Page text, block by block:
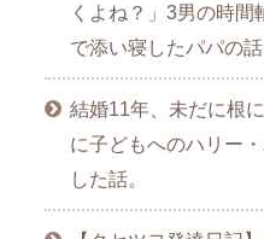
くよね？」3男の時
で添い寝したパパの話
結婚11年、未だに根
に子どもへのハリー
した話。